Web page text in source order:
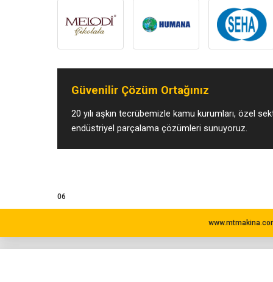
Güvenilir Çözüm Ortağınız
20 yılı aşkın tecrübemizle kamu kurumları, özel
endüstriyel parçalama çözümleri sunuyoruz.
06